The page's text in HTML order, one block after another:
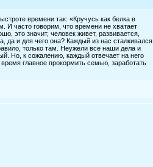
времени так: «Кручусь как белка в
И часто говорим, что времени не хватает
это значит, человек живет, развивается,
да и для чего она? Каждый из нас сталкивался
только там. Неужели все наши дела и
Но, к сожалению, каждый отвечает на него
главное прокормить семью, заработать